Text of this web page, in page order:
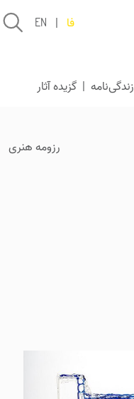
فا |
EN
زندگی‌نامه | گزیده آثار
رزومه هنری